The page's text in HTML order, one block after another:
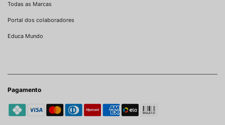
Todas as Marcas
Portal dos colaboradores
Educa Mundo
Pagamento